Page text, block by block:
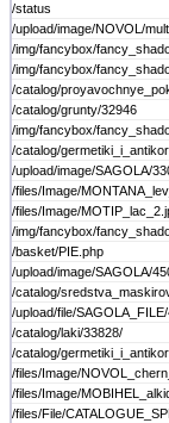
/status
/upload/image/NOVOL/
/img/fancybox/
/img/fancybox/
/catalog/
/catalog/grunty/32946
/img/fancybox/
/catalog/
/upload/image/SAGOLA/
/files/Image/
/files/Image/
/img/fancybox/
/basket/PIE.php
/upload/image/SAGOLA/
/catalog/
/upload/file/
/catalog/laki/33828/
/catalog/
/files/Image/
/files/Image/
/files/File/